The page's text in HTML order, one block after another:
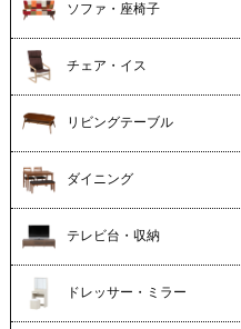
ソファ・座椅子
チェア・イス
リビングテーブル
ダイニング
テレビ台・収納
ドレッサー・ミラー